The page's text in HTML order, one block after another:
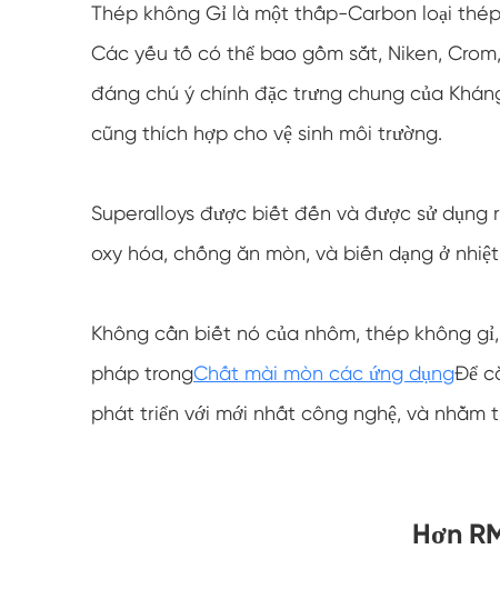
Thép không Gỉ là một thấp-Carbon loại
Các yếu tố có thể bao gồm sắt, Niken,
đáng chú ý chính đặc trưng chung của
cũng thích hợp cho vệ sinh môi trường.
Superalloys được biết đến và được sử dụng
oxy hóa, chống ăn mòn, và biến dạng ở
Không cần biết nó của nhôm, thép không
pháp trongChất mài mòn các ứng dụngĐể
phát triển với mới nhất công nghệ, và
Hơn